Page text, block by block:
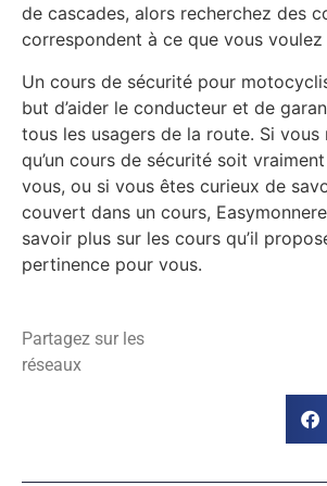
de cascades, alors recherchez des
correspondent à ce que vous voulez
Un cours de sécurité pour
but d’aider le conducteur et de
tous les usagers de la route. Si vous
qu’un cours de sécurité soit
vous, ou si vous êtes curieux de
couvert dans un cours,
savoir plus sur les cours qu’il
pertinence pour vous.
Partagez sur les
réseaux